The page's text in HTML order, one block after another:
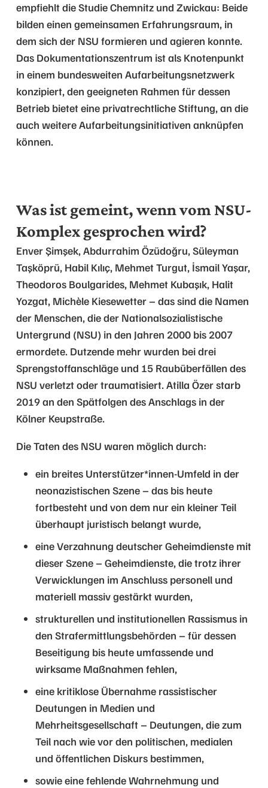
empfiehlt die Studie Chemnitz und Zwickau: Beide
bilden einen gemeinsamen Erfahrungsraum, in
dem sich der NSU formieren und agieren konnte.
Das Dokumentationszentrum ist als Knotenpunkt
in einem bundesweiten Aufarbeitungsnetzwerk
konzipiert, den geeigneten Rahmen für dessen
Betrieb bietet eine privatrechtliche Stiftung, an die
auch weitere Aufarbeitungsinitiativen anknüpfen
können.
Was ist gemeint, wenn vom NSU-
Komplex gesprochen wird?
Enver Şimşek, Abdurrahim Özüdoğru, Süleyman
Taşköprü, Habil Kılıç, Mehmet Turgut, İsmail Yaşar,
Theodoros Boulgarides, Mehmet Kubaşık, Halit
Yozgat, Michèle Kiesewetter – das sind die Namen
der Menschen, die der Nationalsozialistische
Untergrund (NSU) in den Jahren 2000 bis 2007
ermordete. Dutzende mehr wurden bei drei
Sprengstoffanschläge und 15 Raubüberfällen des
NSU verletzt oder traumatisiert. Atilla Özer starb
2019 an den Spätfolgen des Anschlags in der
Kölner Keupstraße.
Die Taten des NSU waren möglich durch:
ein breites Unterstützer*innen-Umfeld in der
neonazistischen Szene – das bis heute
fortbesteht und von dem nur ein kleiner Teil
überhaupt juristisch belangt wurde,
eine Verzahnung deutscher Geheimdienste mit
dieser Szene – Geheimdienste, die trotz ihrer
Verwicklungen im Anschluss personell und
materiell massiv gestärkt wurden,
strukturellen und institutionellen Rassismus in
den Strafermittlungsbehörden – für dessen
Beseitigung bis heute umfassende und
wirksame Maßnahmen fehlen,
eine kritiklose Übernahme rassistischer
Deutungen in Medien und
Mehrheitsgesellschaft – Deutungen, die zum
Teil nach wie vor den politischen, medialen
und öffentlichen Diskurs bestimmen,
sowie eine fehlende Wahrnehmung und